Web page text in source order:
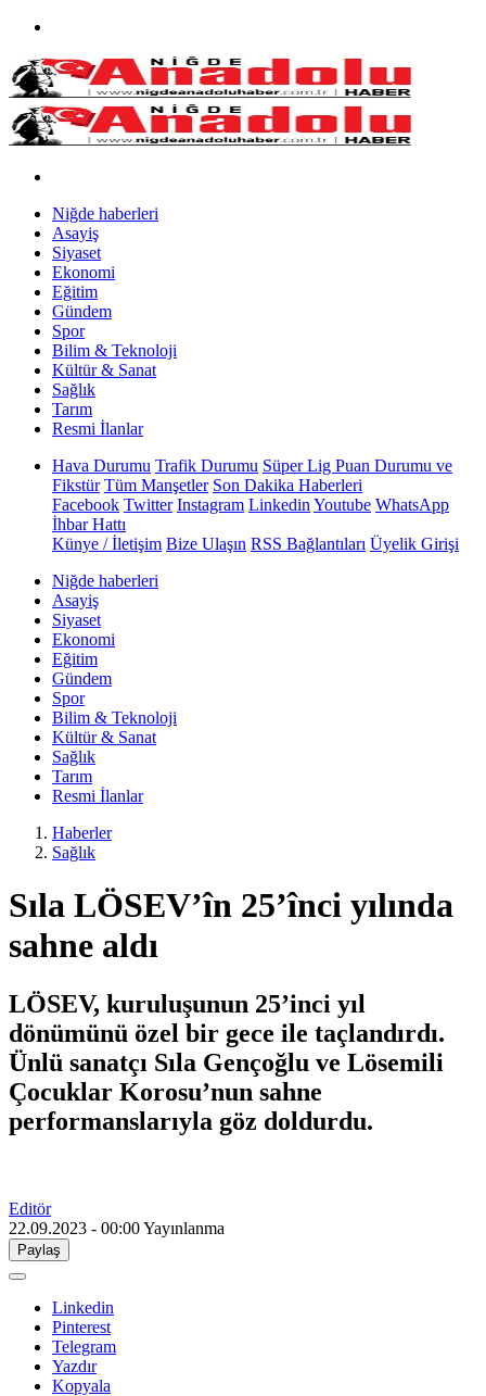
Niğde haberleri
Asayiş
Siyaset
Ekonomi
Eğitim
Gündem
Spor
Bilim & Teknoloji
Kültür & Sanat
Sağlık
Tarım
Resmi İlanlar
Hava Durumu Trafik Durumu Süper Lig Puan Durumu ve
Fikstür Tüm Manşetler Son Dakika Haberleri
Facebook Twitter Instagram Linkedin Youtube WhatsApp
İhbar Hattı
Künye / İletişim Bize Ulaşın RSS Bağlantıları Üyelik Girişi
Niğde haberleri
Asayiş
Siyaset
Ekonomi
Eğitim
Gündem
Spor
Bilim & Teknoloji
Kültür & Sanat
Sağlık
Tarım
Resmi İlanlar
Haberler
Sağlık
Sıla LÖSEV’în 25’înci yılında
sahne aldı
LÖSEV, kuruluşunun 25’inci yıl
dönümünü özel bir gece ile taçlandırdı.
Ünlü sanatçı Sıla Gençoğlu ve Lösemili
Çocuklar Korosu’nun sahne
performanslarıyla göz doldurdu.
Editör
22.09.2023 - 00:00Yayınlanma
Paylaş
Linkedin
Pinterest
Telegram
Yazdır
Kopyala